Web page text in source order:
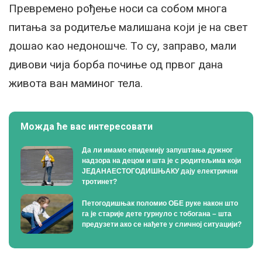
Превремено рођење носи са собом многа
питања за родитеље малишана који је на свет
дошао као недоношче. То су, заправо, мали
дивови чија борба почиње од првог дана
живота ван маминог тела.
Можда ће вас интересовати
Да ли имамо епидемију запуштања дужног
надзора на децом и шта је с родитељима који
ЈЕДАНАЕСТОГОДИШЊАКУ дају електрични
тротинет?
Петогодишњак поломио ОБЕ руке након што
га је старије дете гурнуло с тобогана – шта
предузети ако се нађете у сличној ситуацији?